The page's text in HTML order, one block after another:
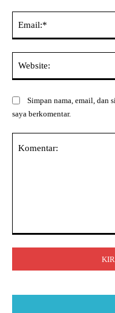
Simpan nama, email, dan
saya berkomentar.